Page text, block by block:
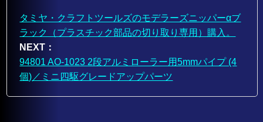
タミヤ・クラフトツールズのモデラーズニッパーαブ
ラック（プラスチック部品の切り取り専用）購入。
NEXT：
94801 AO-1023 2段アルミローラー用5mmパイプ (4
個)／ミニ四駆グレードアップパーツ